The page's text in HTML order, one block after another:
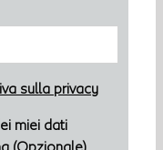
sulla privacy
miei dati